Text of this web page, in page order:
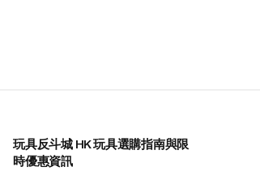
玩具反斗城 HK 玩具選購指南與限
時優惠資訊